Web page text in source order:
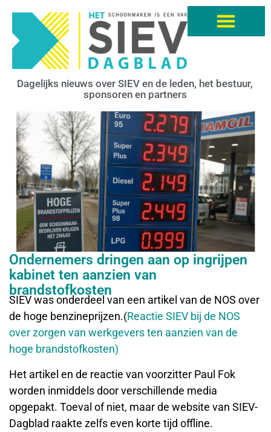
Dagelijks nieuws over SIEV en de leden, het bestuur,
sponsoren en partners
Ondernemers dringen aan op ingrijpen
kabinet ten aanzien van
brandstofkosten
SIEV was onderdeel van een artikel van de NOS over
de hoge benzineprijzen.(Reactie SIEV bij de NOS
over zorgen van werkgevers ten aanzien van de
hoge brandstofkosten)
Het artikel en de reactie van voorzitter Paul Fok
worden inmiddels door verschillende media
opgepakt. Toeval of niet, maar de website van SIEV-
Dagblad raakte zelfs even korte tijd offline.